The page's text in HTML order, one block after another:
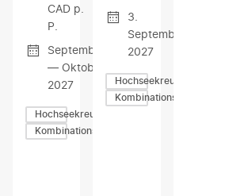
CAD p.
P.
September
— Oktober
2027
Hochseekreuzfahrten
Kombinationsreisen
3.
September
2027
Hochseekreuzfahrten
Kombinationsreisen